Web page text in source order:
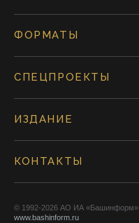
ФОРМАТЫ
СПЕЦПРОЕКТЫ
ИЗДАНИЕ
КОНТАКТЫ
© 1992-2026 АО ИА «Башинформ».
www.bashinform.ru